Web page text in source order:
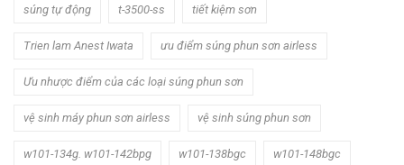
súng tự động t-3500-ss tiết kiệm sơn
Trien lam Anest Iwata ưu điểm súng phun sơn airless
Ưu nhược điểm của các loại súng phun sơn
vệ sinh máy phun sơn airless vệ sinh súng phun sơn
w101-134g. w101-142bpg w101-138bgc w101-148bgc